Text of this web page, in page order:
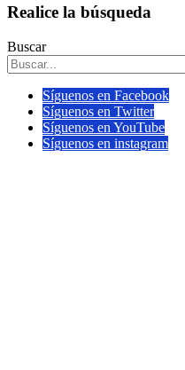
Realice la búsqueda
Buscar
Síguenos en Facebook
Síguenos en Twitter
Síguenos en YouTube
Síguenos en instagram